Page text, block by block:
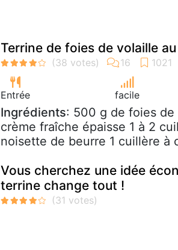
Terrine de foies de volaille
Entrée facile
Ingrédients: 500 g de foies
crème fraîche épaisse 1 à 2
noisette de beurre 1 cuillère à
Vous cherchez une idée
terrine change tout !